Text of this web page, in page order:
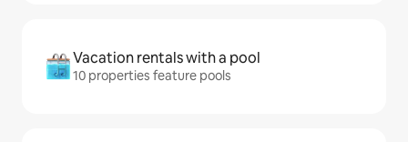
Vacation rentals with a pool
10 properties feature pools